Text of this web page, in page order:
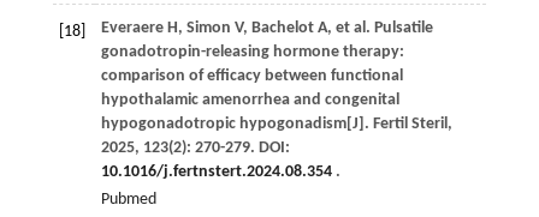
[18] Everaere H, Simon V, Bachelot A, et al . Pulsatile
gonadotropin-releasing hormone therapy:
comparison of efficacy between functional
hypothalamic amenorrhea and congenital
hypogonadotropic hypogonadism[J]. Fertil Steril ,
2025, 123(2): 270-279. DOI:
10.1016/j.fertnstert.2024.08.354.
Pubmed